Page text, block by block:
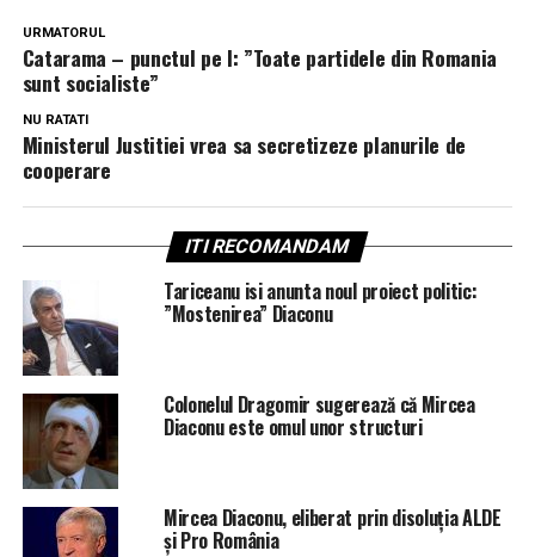
URMATORUL
Catarama – punctul pe I: ”Toate partidele din Romania
sunt socialiste”
NU RATATI
Ministerul Justitiei vrea sa secretizeze planurile de
cooperare
ITI RECOMANDAM
Tariceanu isi anunta noul proiect politic:
”Mostenirea” Diaconu
Colonelul Dragomir sugerează că Mircea
Diaconu este omul unor structuri
Mircea Diaconu, eliberat prin disoluția ALDE
și Pro România